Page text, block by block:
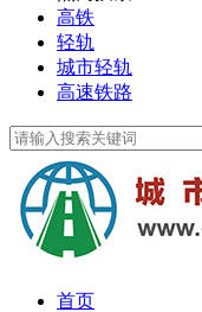
高铁
轻轨
城市轻轨
高速铁路
首页